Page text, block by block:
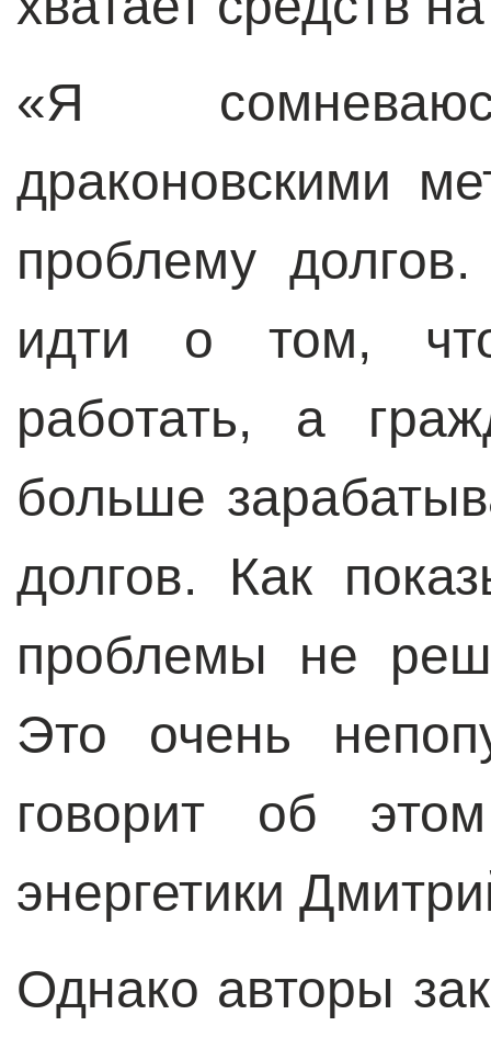
«Я
драконовскими
проблему
идти о том,
работать, а
больше
долгов. Как
проблемы не
Это очень
говорит об
энергетики
Однако авторы